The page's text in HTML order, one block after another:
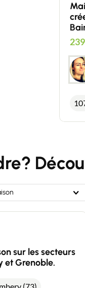
sur les secteurs
et Grenoble.